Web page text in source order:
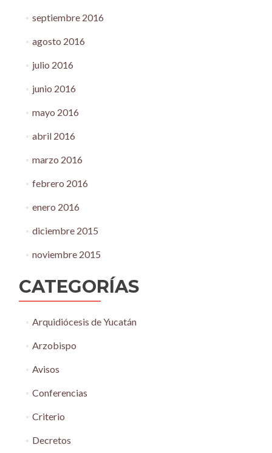
septiembre 2016
agosto 2016
julio 2016
junio 2016
mayo 2016
abril 2016
marzo 2016
febrero 2016
enero 2016
diciembre 2015
noviembre 2015
CATEGORÍAS
Arquidiócesis de Yucatán
Arzobispo
Avisos
Conferencias
Criterio
Decretos